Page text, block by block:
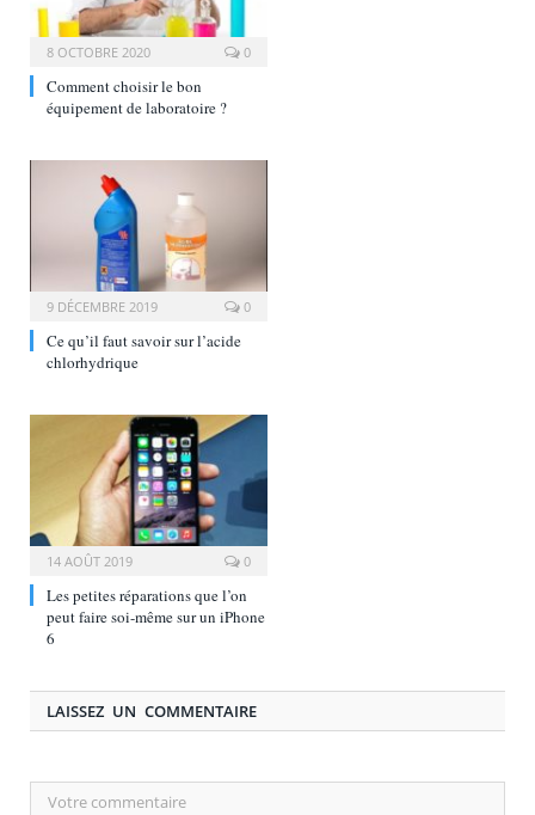
8 OCTOBRE 2020 0
Comment choisir le bon
équipement de laboratoire ?
9 DÉCEMBRE 2019 0
Ce qu’il faut savoir sur l’acide
chlorhydrique
14 AOÛT 2019 0
Les petites réparations que l’on
peut faire soi-même sur un iPhone
6
LAISSEZ UN COMMENTAIRE